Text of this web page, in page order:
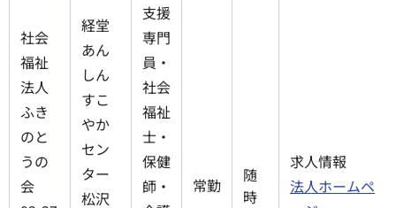
社会
福祉
法人
ふき
のと
うの
会
経堂
あん
しん
すこ
やか
セン
ター
松沢
支援
専門
員・
社会
福祉
士・
保健
師・
常勤
随
時
求人情報
法人ホームペ